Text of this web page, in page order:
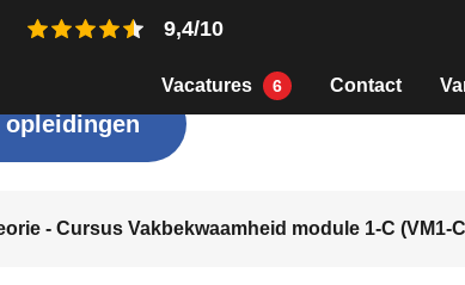
9,4/10
Vacatures 6 Contact
opleidingen
- Cursus Vakbekwaamheid module 1-C (VM1-